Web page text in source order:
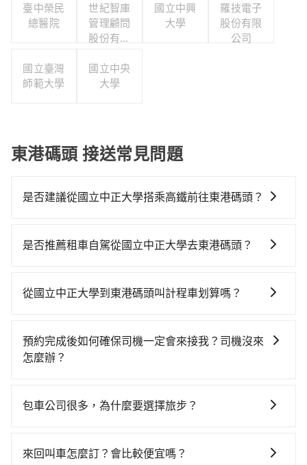
臺中榮民
總醫院
世紀智庫
管理顧問
股份有限
國立中興
大學
羅技電子
股份有限
公司
國立臺灣
師範大學
國立中央
大學
東港碼頭 接送常見問題
是否建議從國立中正大學搭乘高鐵前往東港碼頭？
費時，且難叫計程車前往高鐵站！從最早06:59一直到
站，叫一輛計程車花費約500元、車程約24分鐘。抵達
站前往左營高鐵站，每人票價410元，再用10分鐘出
站、等待車站前排班的計程車，搭上小黃後約花59分
行，高鐵加轉乘之平均每人花費為1,360元。不過嘉義縣
市的200倍。縱使幸運攔到一輛小黃了，嘉義縣少部分小
是否推薦租車自駕從國立中正大學去東港碼頭？
時不需要閉目養神（因為要自己開車），最重要的是你
$115~205承租小轎車，每公里再額外加收$3.2，從國立
中正大學到東港碼頭的花費預估為$1,950~2,500（金額
預估進去，但額外的汽車保險與可能的罰單都需自付。
數超過四位，更是沒有較大的七人座或九人座可供選
從國立中正大學到東港碼頭叫計程車划算嗎？
灣大車隊，如果在路邊攔不到車，也可考慮打電話至國
立中正大學附近的計程車隊，如義興計程車、嘉義計程
可省高達$900。但如果你無法提前預約，或偏好臨時叫
北或新北的200倍之多。如果當天或隔天也要原路返回，
預約完成後如何確保司機一定會來接我？司機沒來
怎麼辦？
派車。在出發前一天晚上八點時，會透過電子郵件與簡
繫，可能原本約定的地點不適合暫停而改停靠在附近的
包車公司很多，為什麼要選擇旅步？
策也是完全透明的，不會有任何隱藏費用。此外，我們
來回叫車怎麼訂？會比較便宜嗎？